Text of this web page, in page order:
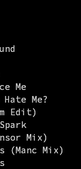
Me
Me?
Edit)
Mix)
(Manc Mix)